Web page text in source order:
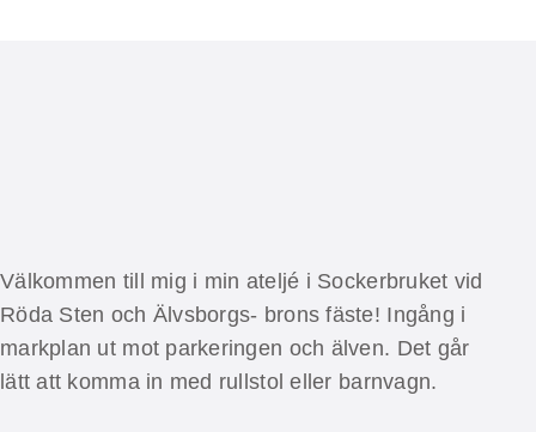
Välkommen till mig i min ateljé i Sockerbruket vid
Röda Sten och Älvsborgs- brons fäste! Ingång i
markplan ut mot parkeringen och älven. Det går
lätt att komma in med rullstol eller barnvagn.